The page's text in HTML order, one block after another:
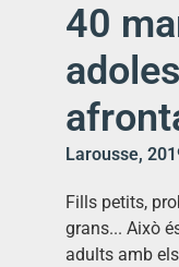
40
Larousse,
Fills petits,
grans... Això
adults amb